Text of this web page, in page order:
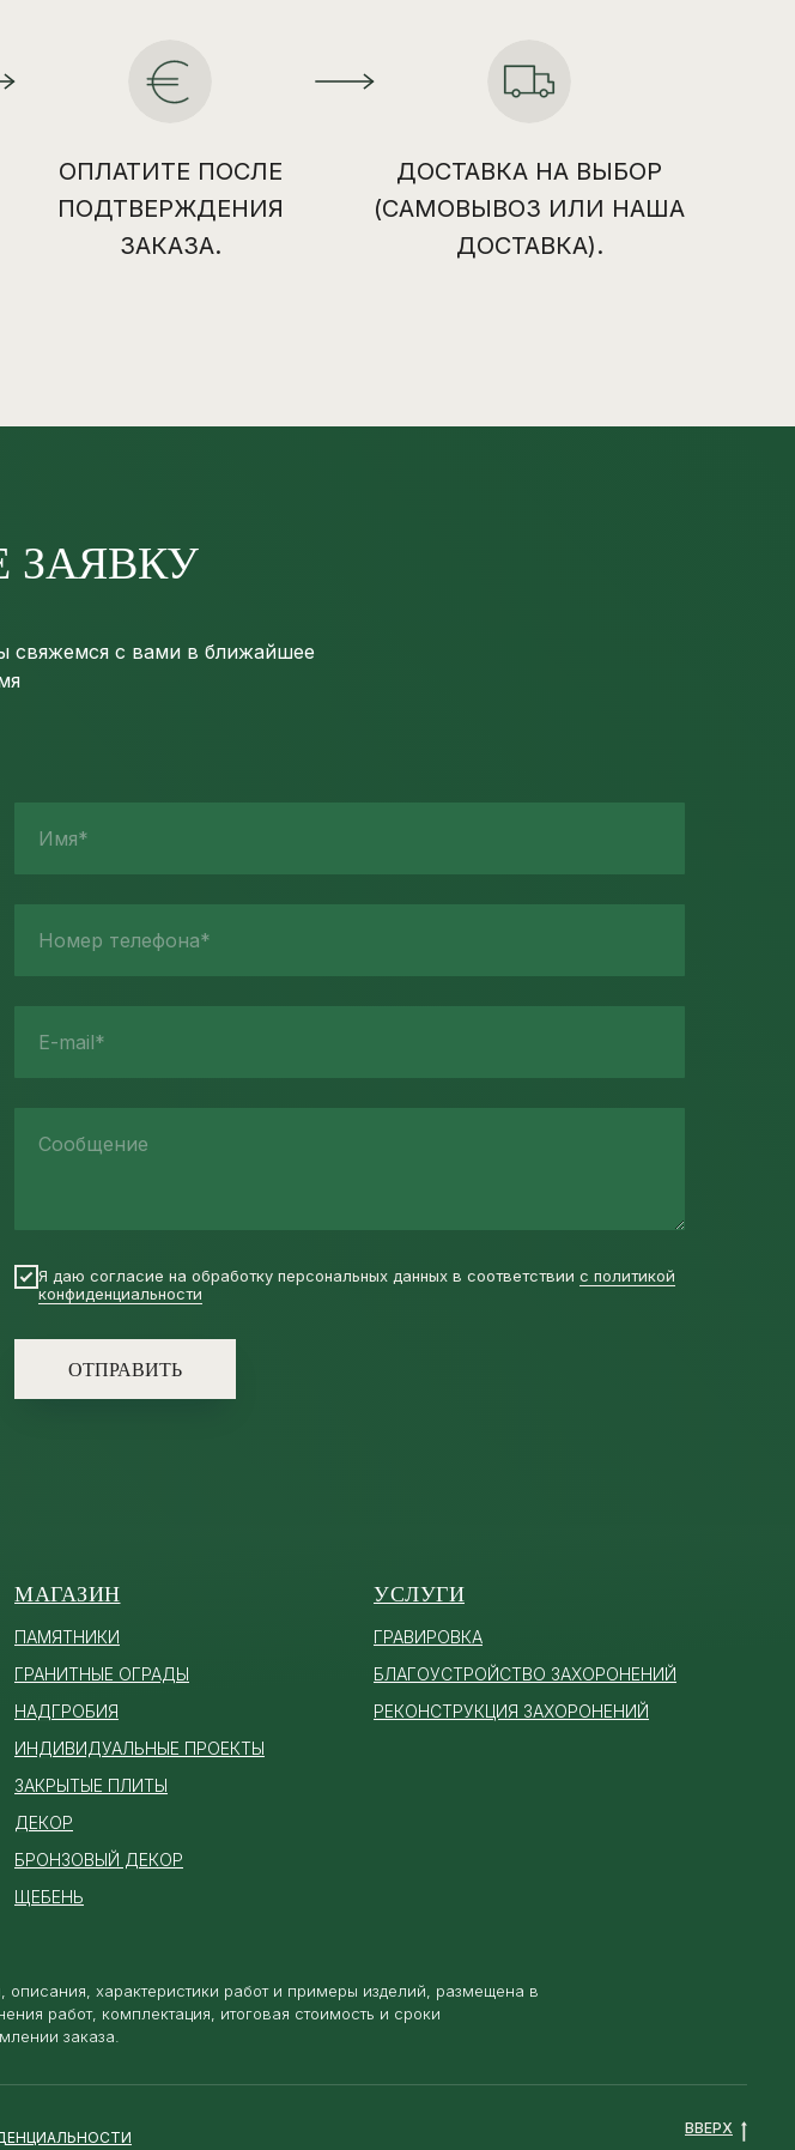
ОПЛАТИТЕ ПОСЛЕ
ПОДТВЕРЖДЕНИЯ
ЗАКАЗА.
ДОСТАВКА НА ВЫБОР
(САМОВЫВОЗ ИЛИ НАША
ДОСТАВКА).
ЗАЯВКУ
свяжемся с вами в ближайшее
Имя*
Номер телефона*
E-mail*
Сообщение
Я даю согласие на обработку персональных данных в соответствии с политикой
конфиденциальности
ОТПРАВИТЬ
МАГАЗИН
ПАМЯТНИКИ
ГРАНИТНЫЕ ОГРАДЫ
НАДГРОБИЯ
ИНДИВИДУАЛЬНЫЕ ПРОЕКТЫ
ЗАКРЫТЫЕ ПЛИТЫ
ДЕКОР
БРОНЗОВЫЙ ДЕКОР
ЩЕБЕНЬ
УСЛУГИ
ГРАВИРОВКА
БЛАГОУСТРОЙСТВО ЗАХОРОНЕНИЙ
РЕКОНСТРУКЦИЯ ЗАХОРОНЕНИЙ
характеристики работ и примеры изделий, размещена в
работ, комплектация, итоговая стоимость и сроки
заказа.
ВВЕРХ